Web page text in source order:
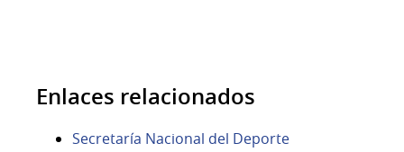
Enlaces relacionados
Secretaría Nacional del Deporte